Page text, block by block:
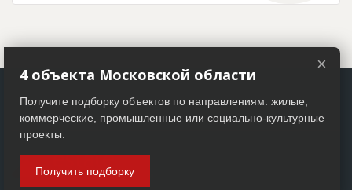
×
4 объекта Московской области
Получите подборку объектов по направлениям: жилые,
коммерческие, промышленные или социально-культурные
проекты.
Получить подборку